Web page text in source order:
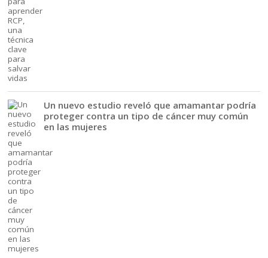
Un nuevo estudio reveló que amamantar podría
proteger contra un tipo de cáncer muy común
en las mujeres